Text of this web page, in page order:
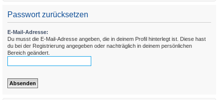
Passwort zurücksetzen
E-Mail-Adresse:
Du musst die E-Mail-Adresse angeben, die in deinem Profil hinterlegt ist. Diese hast
du bei der Registrierung angegeben oder nachträglich in deinem persönlichen
Bereich geändert.